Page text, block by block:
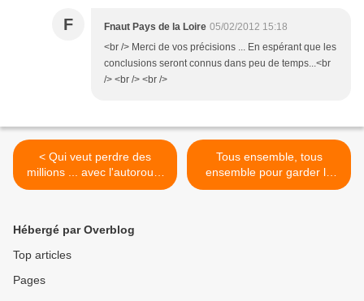
F Fnaut Pays de la Loire 05/02/2012 15:18
<br /> Merci de vos précisions ... En espérant que les
conclusions seront connus dans peu de temps...<br
/> <br /> <br />
< Qui veut perdre des
millions ... avec l'autoroute
A 831
Tous ensemble, tous
ensemble pour garder la
gare de Nantes-Doulon ! >
Hébergé par Overblog
Top articles
Pages